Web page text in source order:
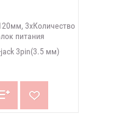
3xКоличество
питания
jack 3pin(3.5 мм)